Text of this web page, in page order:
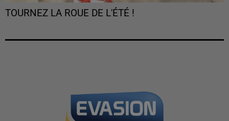
TOURNEZ LA ROUE DE L'ÉTÉ !